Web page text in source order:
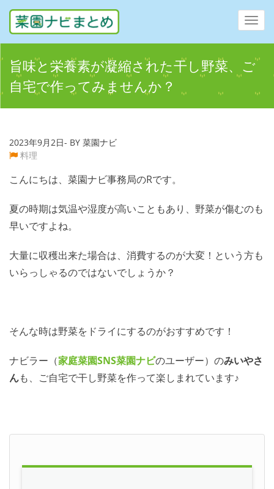
旨味と栄養素が凝縮された干し野菜、ご
自宅で作ってみませんか？
2023年9月2日- BY 菜園ナビ
料理
こんにちは、菜園ナビ事務局のRです。
夏の時期は気温や湿度が高いこともあり、野菜が傷むのも
早いですよね。
大量に収穫出来た場合は、消費するのが大変！という方も
いらっしゃるのではないでしょうか？
そんな時は野菜をドライにするのがおすすめです！
ナビラー（家庭菜園SNS菜園ナビのユーザー）のみいやさ
んも、ご自宅で干し野菜を作って楽しまれています♪